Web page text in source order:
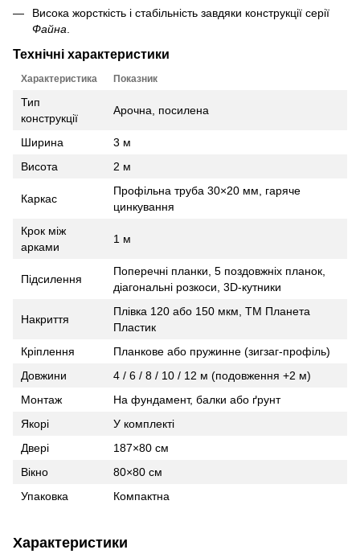
Висока жорсткість і стабільність завдяки конструкції серії
Файна
Технічні характеристики
Характеристика Показник
Тип
конструкції
Арочна, посилена
Ширина
3 м
Висота
2 м
Каркас
Профільна труба 30×20 мм, гаряче
цинкування
Крок між
арками
1 м
Підсилення
Поперечні планки, 5 поздовжніх планок,
діагональні розкоси, 3D‑кутники
Накриття
Плівка 120 або 150 мкм, ТМ Планета
Пластик
Кріплення
Планкове або пружинне (зигзаг‑профіль)
Довжини
4 / 6 / 8 / 10 / 12 м (подовження +2 м)
Монтаж
На фундамент, балки або ґрунт
Якорі
У комплекті
Двері
187×80 см
Вікно
80×80 см
Упаковка
Компактна
Характеристики